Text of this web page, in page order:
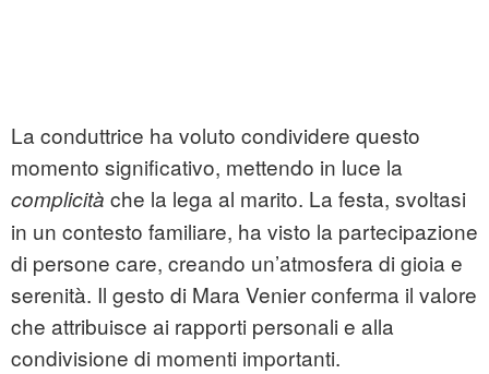
La conduttrice ha voluto condividere questo
momento significativo, mettendo in luce la
complicità che la lega al marito. La festa, svoltasi
in un contesto familiare, ha visto la partecipazione
di persone care, creando un’atmosfera di gioia e
serenità. Il gesto di Mara Venier conferma il valore
che attribuisce ai rapporti personali e alla
condivisione di momenti importanti.